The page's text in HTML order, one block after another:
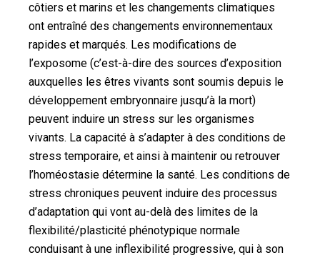
côtiers et marins et les changements climatiques
ont entraîné des changements environnementaux
rapides et marqués. Les modifications de
l’exposome (c’est-à-dire des sources d’exposition
auxquelles les êtres vivants sont soumis depuis le
développement embryonnaire jusqu’à la mort)
peuvent induire un stress sur les organismes
vivants. La capacité à s’adapter à des conditions de
stress temporaire, et ainsi à maintenir ou retrouver
l’homéostasie détermine la santé. Les conditions de
stress chroniques peuvent induire des processus
d’adaptation qui vont au-delà des limites de la
flexibilité/plasticité phénotypique normale
conduisant à une inflexibilité progressive, qui à son